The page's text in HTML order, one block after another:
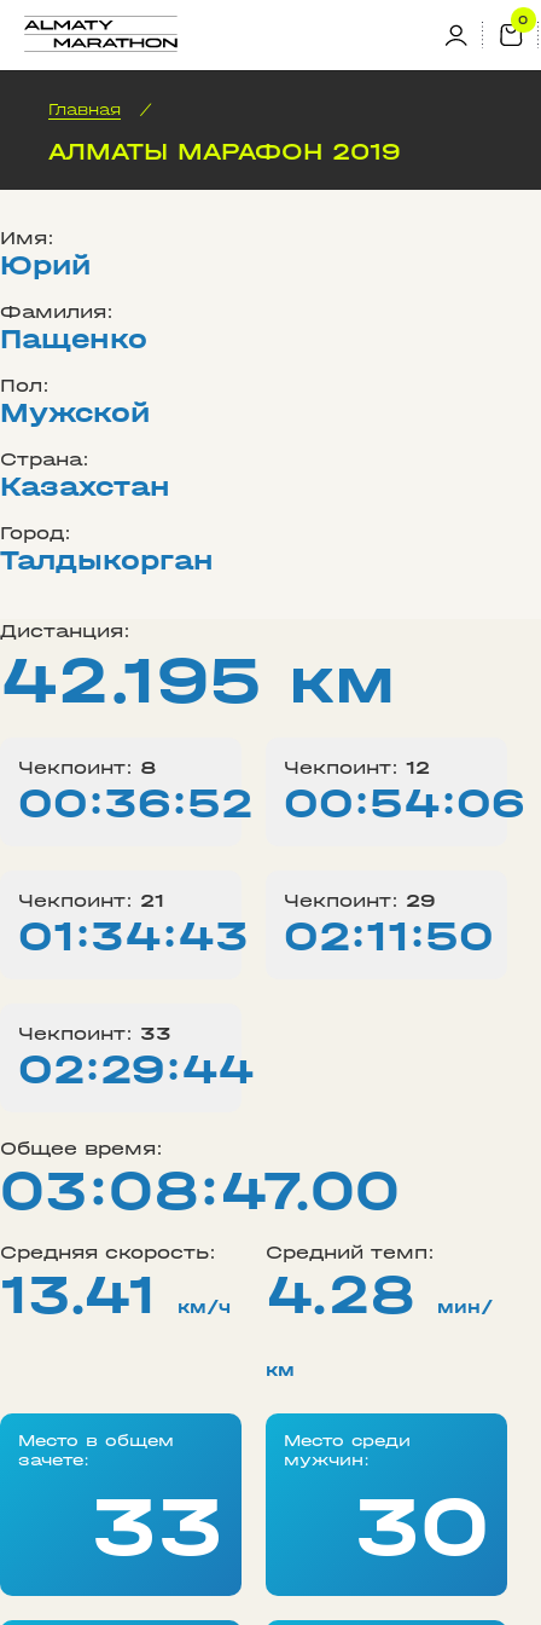
Главная /
АЛМАТЫ МАРАФОН 2019
Имя:
Юрий
Фамилия:
Пащенко
Пол:
Мужской
Страна:
Казахстан
Город:
Талдыкорган
Дистанция:
42.195 км
Чекпоинт: 8
00:36:52
Чекпоинт: 12
00:54:06
Чекпоинт: 21
01:34:43
Чекпоинт: 29
02:11:50
Чекпоинт: 33
02:29:44
Общее время:
03:08:47.00
Средняя скорость:
13.41 км/ч
Средний темп:
4.28 мин/
км
Место в общем
зачете:
33
Место среди
мужчин:
30